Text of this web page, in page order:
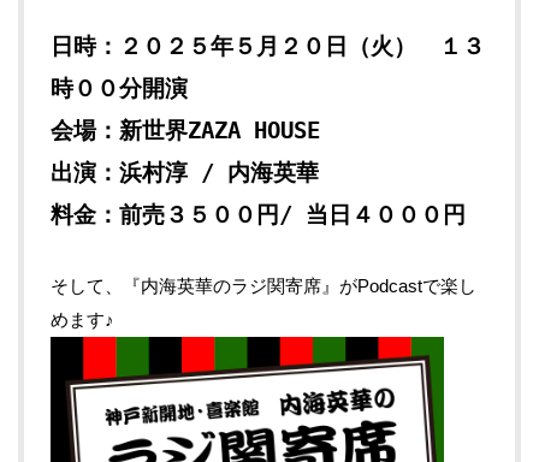
日時：２０２５年５月２０日（火） １３
時００分開演
会場：新世界ZAZA HOUSE
出演：浜村淳 / 内海英華
料金：前売３５００円/ 当日４０００円
そして、『内海英華のラジ関寄席』がPodcastで楽し
めます♪